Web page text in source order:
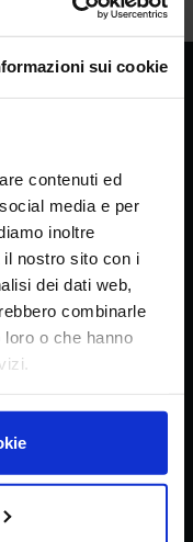
sui cookie
contenuti ed
media e per
inoltre
nostro sito con i
dei dati web,
combinarle
o che hanno
in agricoltura e
agraria